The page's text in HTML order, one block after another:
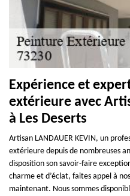
Expérience et
extérieure avec
à Les Deserts
Artisan LANDAUER KEVIN, un
extérieure depuis de nombreuses
disposition son savoir-faire
charme et d’éclat, faites appel à
maintenant. Nous sommes